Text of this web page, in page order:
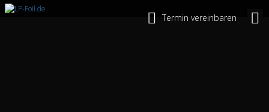
Termin vereinbaren